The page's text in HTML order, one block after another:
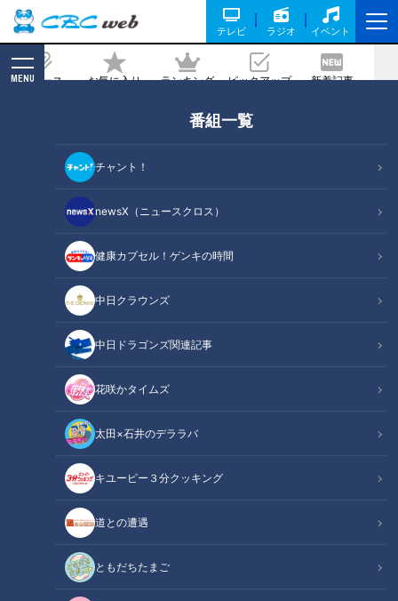
テレビ ラジオ イベント
ニュース お気に入り ランキング ピックアップ 新着記事
MENU
番組一覧
チャント！
newsX（ニュースクロス）
健康カプセル！ゲンキの時間
中日クラウンズ
中日ドラゴンズ関連記事
花咲かタイムズ
太田×石井のデララバ
キユーピー３分クッキング
道との遭遇
ともだちたまご
歩させる男性 涙の真相は
2022/06/16 11:46
チャント！
「チャント！」特集
SNS上では、名古屋の中心部の新栄エリアで不思議な噂が流れ
ていました。